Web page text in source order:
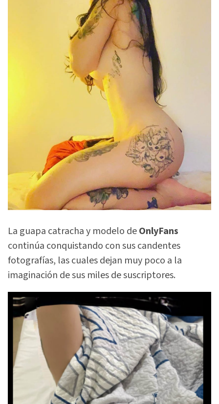
La guapa catracha y modelo deOnlyFans
continúa conquistando con sus candentes
fotografías, las cuales dejan muy poco a la
imaginación de sus miles de suscriptores.